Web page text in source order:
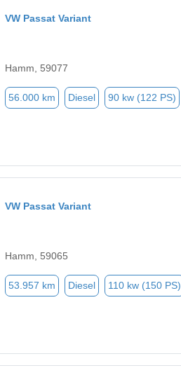
VW Passat Variant
Hamm, 59077
56.000 km Diesel 90 kw (122 PS)
VW Passat Variant
Hamm, 59065
53.957 km Diesel 110 kw (150 PS)